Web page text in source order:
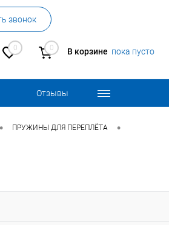
звонок
0 0 В корзине пока пусто
Отзывы
• ПРУЖИНЫ ДЛЯ ПЕРЕПЛЁТА •